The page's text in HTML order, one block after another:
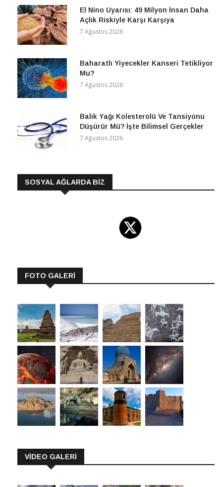
El Nino Uyarısı: 49 Milyon İnsan Daha
Açlık Riskiyle Karşı Karşıya
7 Ağustos 2026
Baharatlı Yiyecekler Kanseri Tetikliyor
Mu?
7 Ağustos 2026
Balık Yağı Kolesterolü Ve Tansiyonu
Düşürür Mü? İşte Bilimsel Gerçekler
7 Ağustos 2026
SOSYAL AĞLARDA BİZ
FOTO GALERİ
VİDEO GALERİ